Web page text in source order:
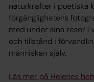
naturkrafter i poetiska
förgänglighetens
med under sina resor i
och tillstånd i
människan själv.
Läs mer på Helenes